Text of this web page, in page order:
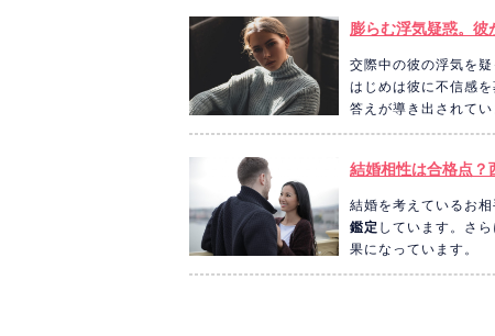
膨らむ浮気疑惑。
交際中の彼の浮気を疑
はじめは彼に不信感を
答えが導き出されてい
結婚相性は合格点？
結婚を考えているお相
鑑定 しています。さ
果になっています。